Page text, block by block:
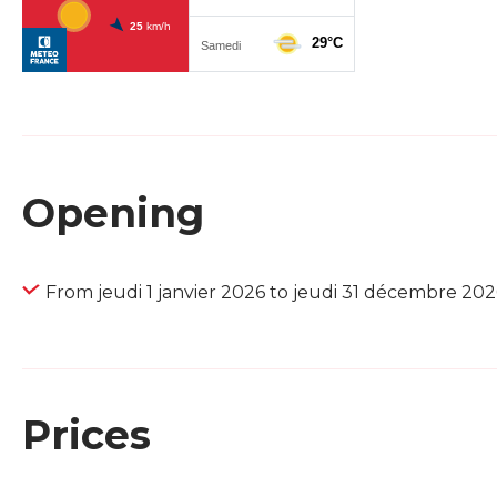
Opening
From jeudi 1 janvier 2026 to jeudi 31 décembre
Prices